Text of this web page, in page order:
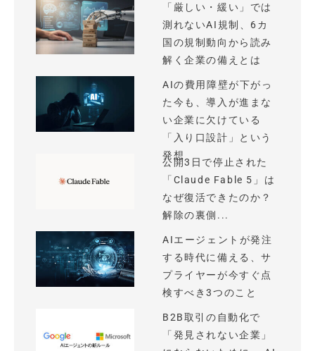
「厳しい・緩い」では
測れないAI規制、6カ
国の規制動向から読み
解く企業の備えとは
AIの費用障壁が下がっ
た今も、導入が進まな
い企業に欠けている
「入り口設計」という
発想
公開3日で停止された
「Claude Fable 5」は
なぜ復活できたのか？
解除の裏側...
AIエージェントが発注
する時代に備える、サ
プライヤーが今すぐ点
検すべき3つのこと
B2B取引の自動化で
「発見されない企業」